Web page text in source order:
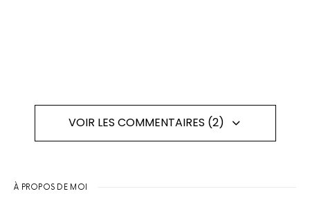
VOIR LES COMMENTAIRES (2)
À PROPOS DE MOI